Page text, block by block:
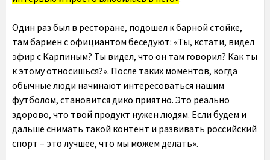
Один раз был в ресторане, подошел к барной стойке,
там бармен с официантом беседуют: «Ты, кстати, видел
эфир с Карпиным? Ты видел, что он там говорил? Как ты
к этому относишься?». После таких моментов, когда
обычные люди начинают интересоваться нашим
футболом, становится дико приятно. Это реально
здорово, что твой продукт нужен людям. Если будем и
дальше снимать такой контент и развивать российский
спорт – это лучшее, что мы можем делать».